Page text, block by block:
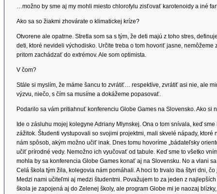
…možno by sme aj my mohli miesto chlorofylu zisťovať karotenoidy a iné
Ako sa so žiakmi zhovárate o klimatickej kríze?
Otvorene ale opatrne. Stretla som sa s tým, že deti majú z toho stres,
deti, ktoré nevideli východisko. Určite treba o tom hovoriť jasne,
pritom zachádzať do extrémov. Ale som optimista.
V čom?
Stále si myslím, že máme šancu to zvrátiť… respektíve, zvrátiť asi nie, ale
výzvu, niečo, s čím sa musíme a dokážeme popasovať.
Podarilo sa vám pritiahnuť konferenciu Globe Games na Slovensko. Ako si
Ide o zásluhu mojej kolegyne Adriany Mlynskej. Ona o tom snívala, keď
zážitok. Študenti vystupovali so svojimi projektmi, mali skvelé nápady,
nám spôsob, akým možno učiť inak. Dnes tomu hovoríme „bádateľsky
učiť prírodné vedy. Nemožno ich vyučovať od tabule. Keď sme to všetko
mohla by sa konferencia Globe Games konať aj na Slovensku. No a vlani
Celá škola tým žila, kolegovia nám pomáhali. A hoci to trvalo iba štyri dni,
Medzi nami učiteľmi aj medzi študentmi. Považujem to za jeden z
škola je zapojená aj do Zelenej školy, ale program Globe mi je naozaj